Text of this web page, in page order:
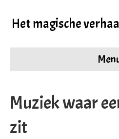
Het magische
Muziek waar
zit